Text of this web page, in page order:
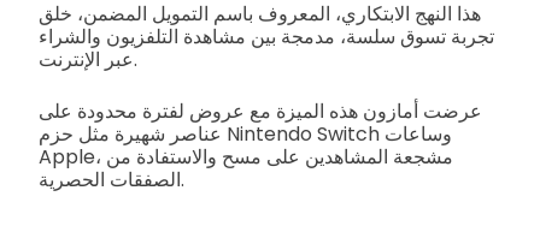
هذا النهج الابتكاري، المعروف باسم التمويل المضمن، خلق
تجربة تسوق سلسة، مدمجة بين مشاهدة التلفزيون والشراء
عبر الإنترنت.
عرضت أمازون هذه الميزة مع عروض لفترة محدودة على
عناصر شهيرة مثل حزم Nintendo Switch وساعات
Apple، مشجعة المشاهدين على مسح والاستفادة من
الصفقات الحصرية.